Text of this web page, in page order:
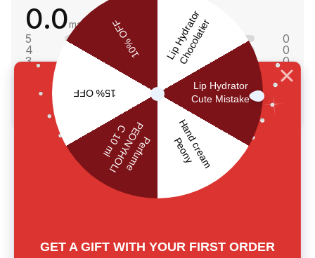
0.0main.reviews_summary_caption
5
0
4
0
3
0
0
0
Zostaw opinię
Lost among notes? Let us choose
Call us or write to our Telegram